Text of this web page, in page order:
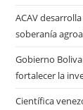
ACAV
soberanía
Gobierno
fortalecer la
Científica